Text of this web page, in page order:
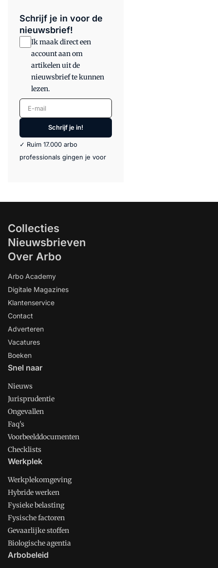
Schrijf je in voor de
nieuwsbrief!
Ik maak direct een
account aan om
artikelen uit de
nieuwsbrief te kunnen
lezen.
E-mail
Schrijf je in!
✓ Ruim 17.000 arbo
professionals gingen je voor
Collecties
Nieuwsbrieven
Over Arbo
Arbo Academy
Digitale Magazines
Klantenservice
Contact
Adverteren
Vacatures
Boeken
Snel naar
Nieuws
Jurisprudentie
Ongevallen
Faq's
Voorbeelddocumenten
Checklists
Werkplek
Werkplekomgeving
Hybride werken
Fysieke belasting
Fysische factoren
Gevaarlijke stoffen
Biologische agentia
Arbobeleid